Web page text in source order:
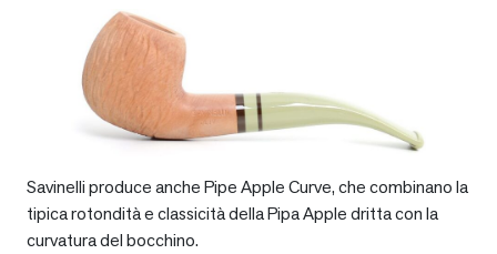
Savinelli produce anche Pipe Apple Curve, che combinano la
tipica rotondità e classicità della Pipa Apple dritta con la
curvatura del bocchino.